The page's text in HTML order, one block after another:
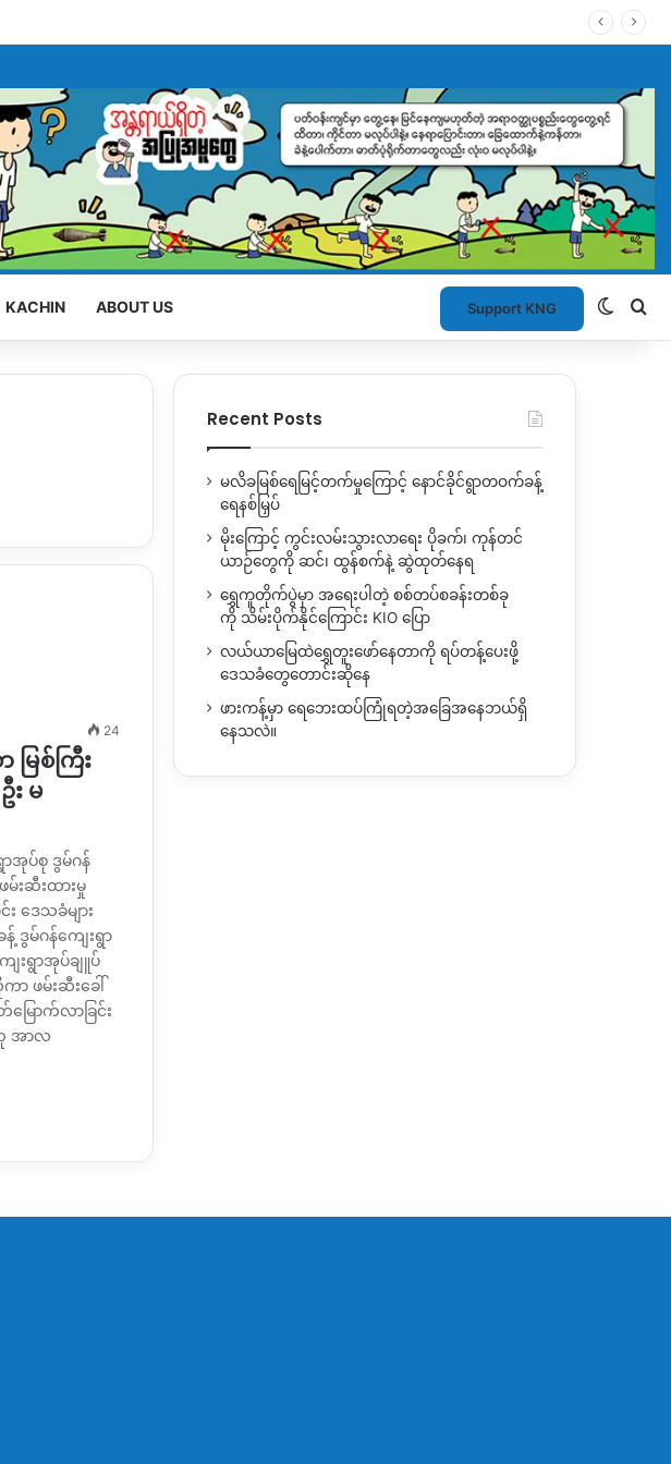
KACHIN ABOUT US Support KNG
24
မြစ်ကြီး
း မ
ာအုပ်စု ဒွမ်ဂန်
မ်းဆီးထားမှု
ဒေသခံများ
ဒွမ်ဂန်ကျေးရွာ
းရွာအုပ်ချူပ်
ာ ဖမ်းဆီးခေါ်
ြောက်လာခြင်း
အာလ
Recent Posts
မလိခမြစ်ရေမြင့်တက်မှုကြောင့် နောင်ခိုင်ရွာတဝက်ခန့်
ရေနစ်မြှပ်
မိုးကြောင့် ကွင်းလမ်းသွားလာရေး ပိုခက်၊ ကုန်တင်
ယာဉ်တွေကို ဆင်၊ ထွန်စက်နဲ့ ဆွဲထုတ်နေရ
ရွှေကူတိုက်ပွဲမှာ အရေးပါတဲ့ စစ်တပ်စခန်းတစ်ခု
ကို သိမ်းပိုက်နိုင်ကြောင်း KIO ပြော
လယ်ယာမြေထဲရွှေတူးဖော်နေတာကို ရပ်တန့်ပေးဖို့
ဒေသခံတွေတောင်းဆိုနေ
ဖားကန့်မှာ ရေဘေးထပ်ကြုံရတဲ့အခြေအနေဘယ်ရှိ
နေသလဲ။